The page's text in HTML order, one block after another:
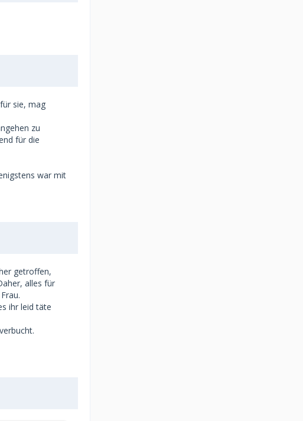
sie, mag
zu
für die
war mit
getroffen,
alles für
ihr leid täte